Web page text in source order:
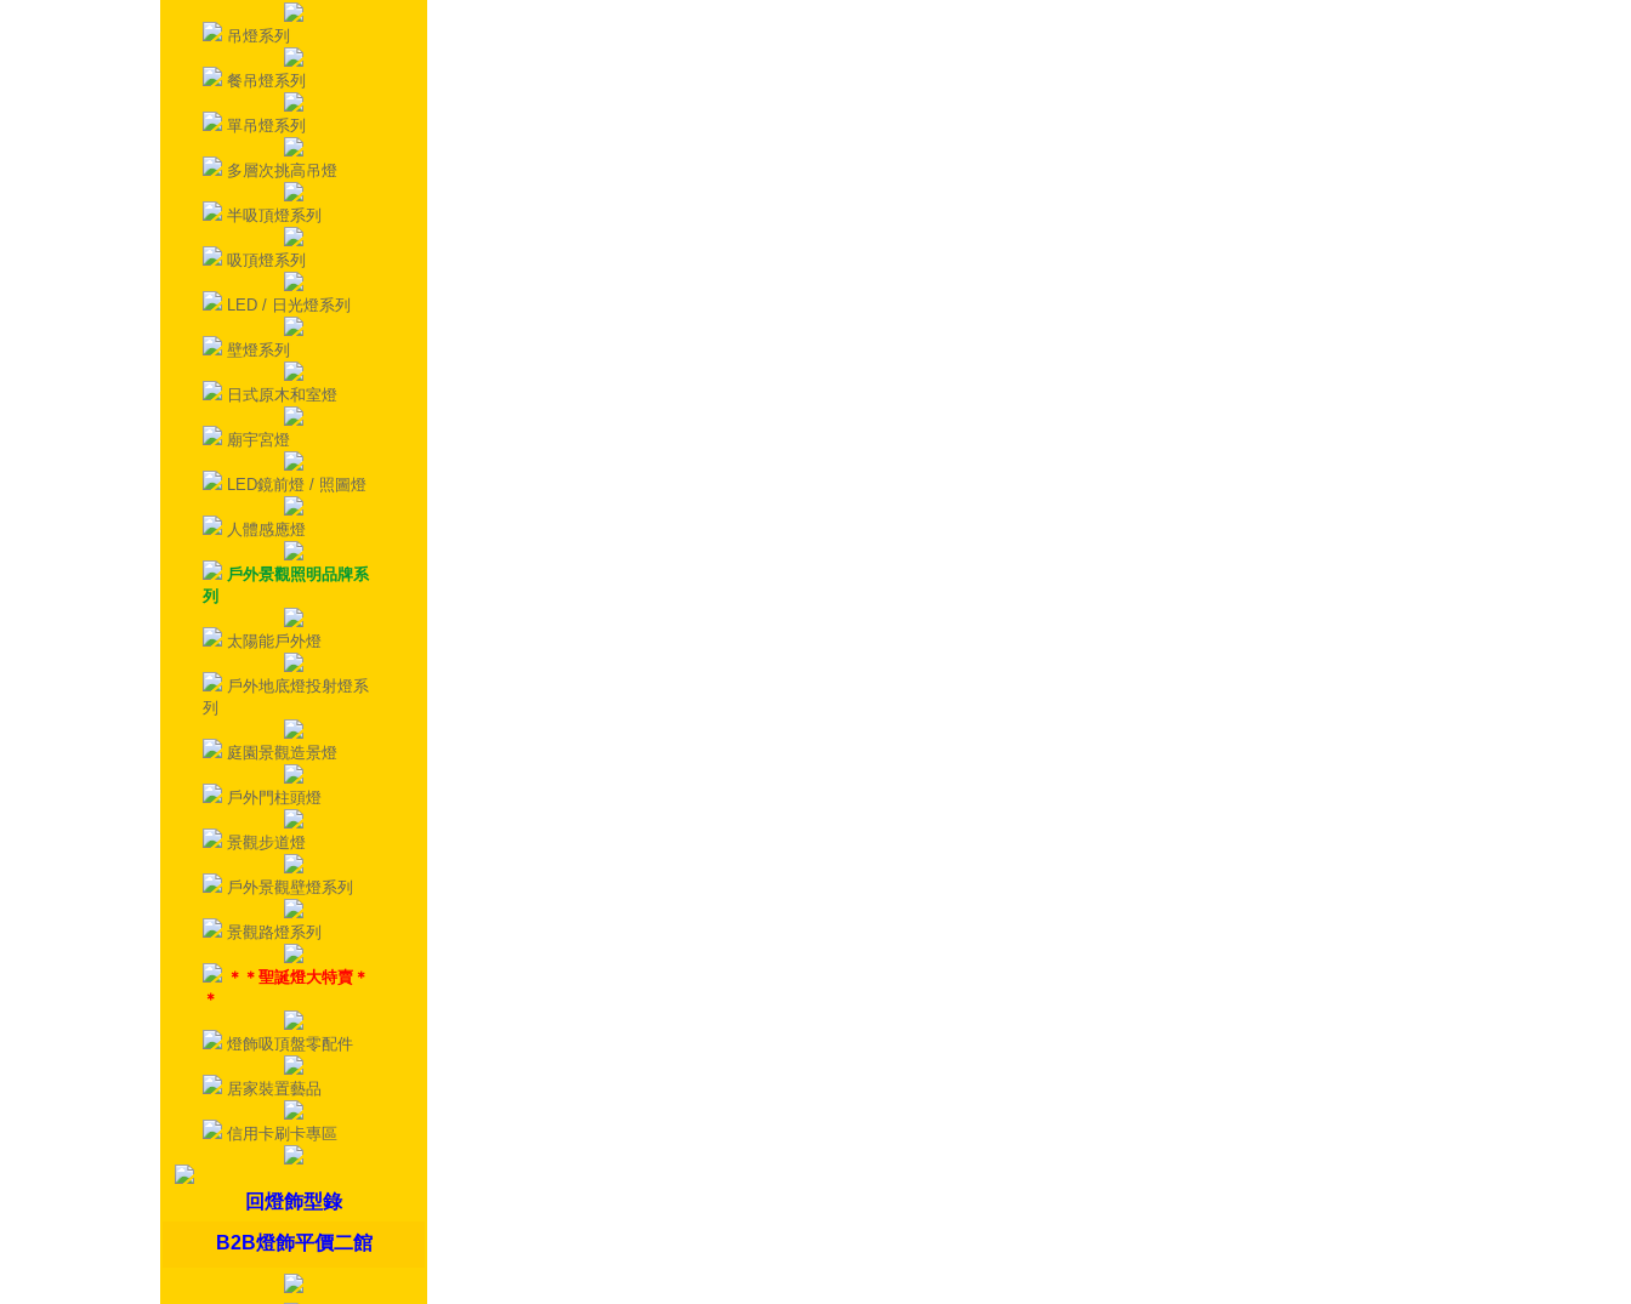
吊燈系列
餐吊燈系列
單吊燈系列
多層次挑高吊燈
半吸頂燈系列
吸頂燈系列
LED / 日光燈系列
壁燈系列
日式原木和室燈
廟宇宮燈
LED鏡前燈 / 照圖燈
人體感應燈
戶外景觀照明品牌系
列
太陽能戶外燈
戶外地底燈投射燈系
列
庭園景觀造景燈
戶外門柱頭燈
景觀步道燈
戶外景觀壁燈系列
景觀路燈系列
＊＊聖誕燈大特賣＊
＊
燈飾吸頂盤零配件
居家裝置藝品
信用卡刷卡專區
回燈飾型錄
B2B燈飾平價二館